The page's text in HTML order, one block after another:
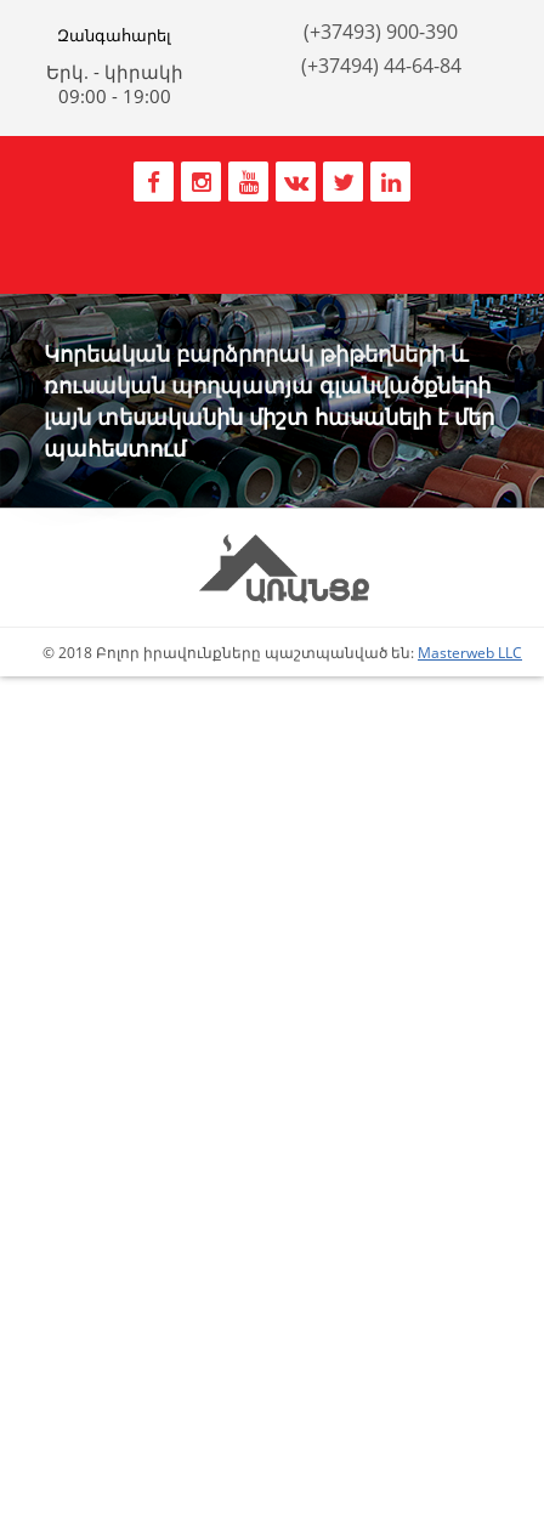
Զանգահարել
Երկ. - կիրակի
09:00 - 19:00
(+37493) 900-390
(+37494) 44-64-84
Կորեական բարձրորակ թիթեղների և
ռուսական պողպատյա գլանվածքների
լայն տեսականին միշտ հասանելի է մեր
պահեստում
© 2018 Բոլոր իրավունքները պաշտպանված են: Masterweb LLC